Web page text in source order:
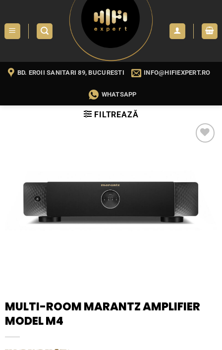
content
BD. EROII SANITARI 89, BUCURESTI INFO@HIFIEXPERT.RO
WHATSAPP
FILTREAZĂ
MULTI-ROOM MARANTZ AMPLIFIER
MODEL M4